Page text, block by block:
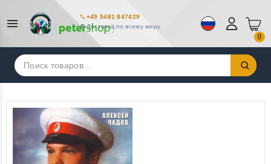
+49 5481 847429
Доставка по всему миру
0
Искать: